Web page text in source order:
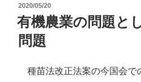
編
集」：
種
投
稿
日:
2020/05/20
有機農業の問題と
問題
種苗法改正法案の今国会で